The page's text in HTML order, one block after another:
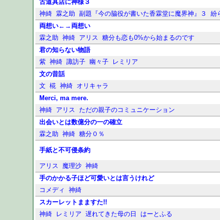
古道具店に神様３
神綺 霖之助 副題『今の脇役が書いた香霖堂に魔界神』３
紛
両想い←→両想い
霖之助
神綺 アリス
糖分も恋も0%から始まるのです
君の知らない物語
紫 神綺 諏訪子 幽々子
レミリア
文の昔話
文
椛 神綺 オリキャラ
Merci, ma mere.
神綺 アリス
ただの親子のコミュニケーション
出会いとは数億分の一の確立
霖之助
神綺 糖分０％
手紙と不可侵条約
アリス 魔理沙 神綺
手のかかる子ほど可愛いとは言うけれど
コメディ
神綺
スカーレットまますた!!
神綺
レミリア 遅れてきた母の日 はーとふる